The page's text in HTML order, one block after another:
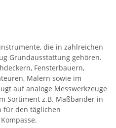
die in zahlreichen
Grundausstattung gehören.
Fensterbauern,
Malern sowie im
auf analoge Messwerkzeuge
Sortiment z.B. Maßbänder in
für den täglichen